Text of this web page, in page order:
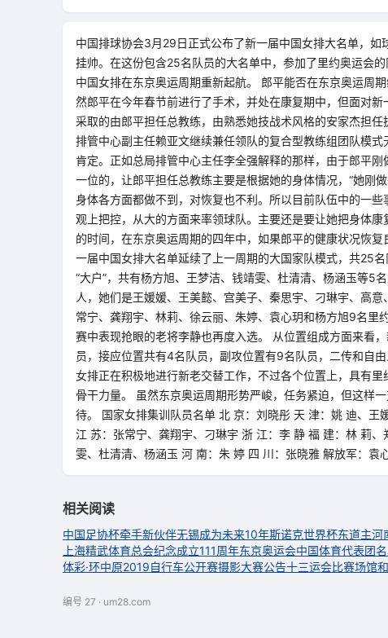
中国排球协会3月29日正式公布了新一届中国女排大名单，
挂帅。在这份包含25名队员的大名单中，参加了里约奥运会
中国女排在东京奥运周期重新起航。 郎平能否在东京奥运周
然郎平在今年春节前进行了手术，并处在康复期中，但面对
采取的由郎平担任总教练，由熟悉她技战术风格的安家杰担
排管中心副主任赖亚文继续兼任领队的复合型教练组团队模
肯定。正如总局排管中心主任李全强解释的那样，由于郎平
一位的，让郎平担任总教练主要是根据她的身体情况，“她刚
身体各方面都做不到，对恢复也不利。所以目前队伍中的一
观上把控，从大的方面来率领球队。主要还是要让她把身体
的时间，在东京奥运周期的四年中，如果郎平的健康状况恢
一届中国女排大名单延续了上一周期的大国家队模式，共25
“大户”，共有杨方旭、王梦洁、钱靖雯、杜清清、杨涵玉等5
人，她们是王媛媛、王美懿、宫美子、秦思宇、刁琳宇、高
常宁、龚翔宇、林莉、徐云丽、朱婷、袁心玥和杨方旭9名里
赛中表现抢眼的老将李静也再度入选。 从位置组成方面来看
员，接应位置共有4名队员，副攻位置有9名队员，二传和自
女排正在积极地进行新老交替工作，不过各个位置上，具有
骨干力量。 虽然东京奥运周期形势严峻，任务紧迫，但这样
待。 国家女排集训队员名单 北 京：刘晓彤 天 津：姚 迪、王
江 苏：张常宁、龚翔宇、刁琳宇 浙 江：李 静 福 建：林 莉
雯、杜清清、杨涵玉 河 南：朱 婷 四 川：张晓雅 解放军：袁
相关阅读
中国足协杯牵手新伙伴无锡成为未来10年斯诺克世界杯东道主河
上海精武体育总会纪念成立111周年东京奥运会中国体育代表团名
体彩·环中原2019自行车公开赛摄影大赛公告十三运会比赛场馆
编号 27 · um28.com